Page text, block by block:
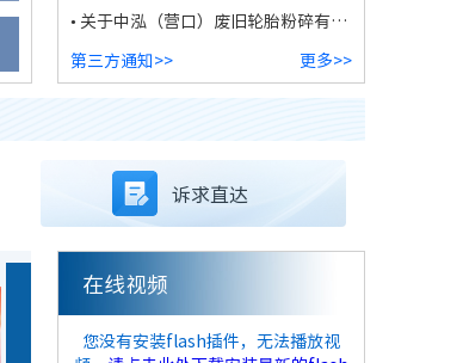
• 关于中泓（营口）废旧轮胎粉碎有限公司破碎轮胎项目环境影响评价文件审批决定的公告
第三方通知>>
更多>>
诉求直达
在线视频
您没有安装flash插件，无法播放视